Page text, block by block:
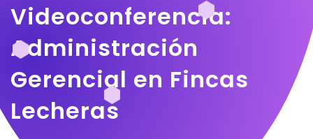
Videoconferencia:
Administración
Gerencial en Fincas
Lecheras